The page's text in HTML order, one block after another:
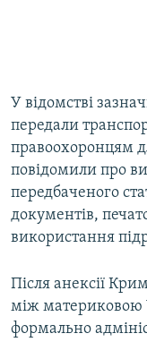
У відомстві
передали
правоохоронцям
повідомили про
передбаченого
документів,
використання
Після анексії
між материковою
формально